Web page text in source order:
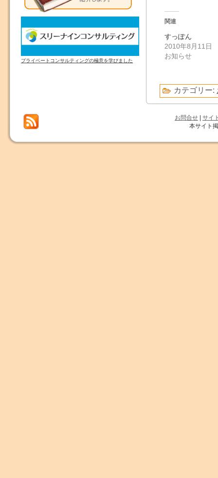
プライベートコンサルティングの極意を学びました
関連
すっぽん
2010年8月11日
お知らせ
カテゴリー:
お問合せ
サイ
本サイト